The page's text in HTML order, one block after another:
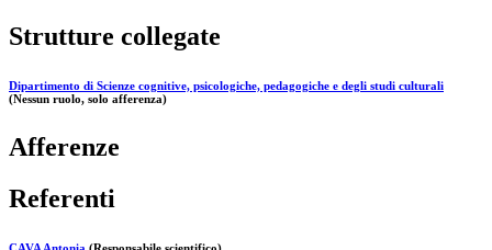
Strutture collegate
Dipartimento di Scienze cognitive, psicologiche, pedagogiche e degli studi culturali
(Nessun ruolo, solo afferenza)
Afferenze
Referenti